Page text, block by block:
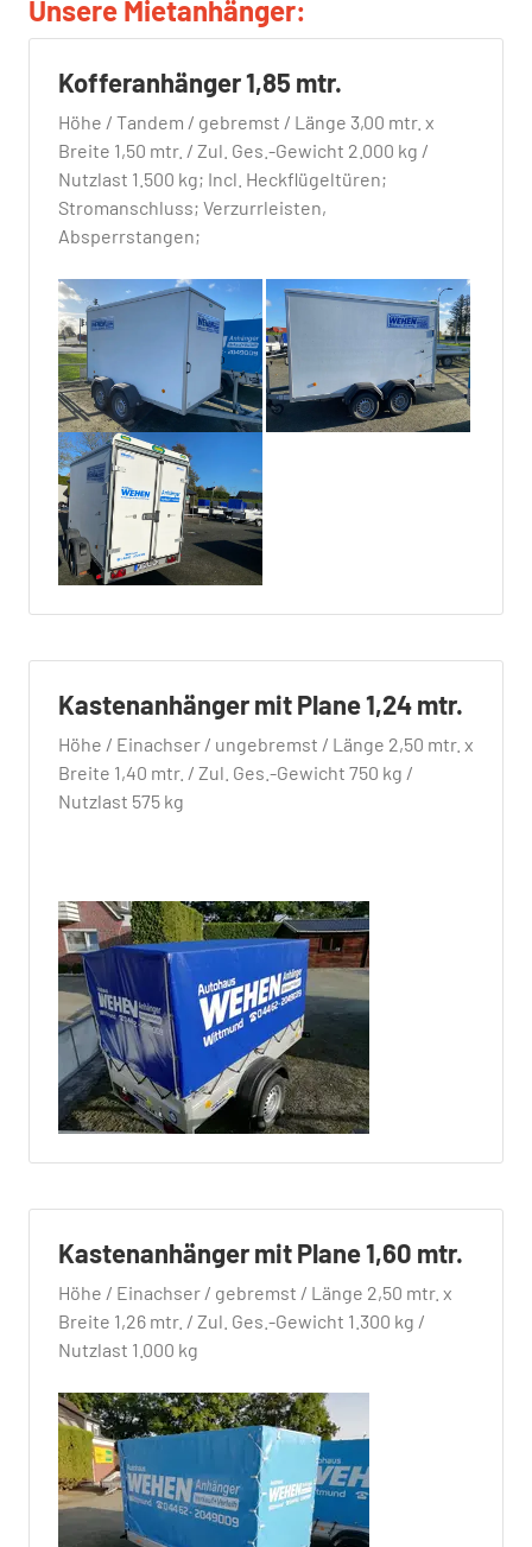
Unsere Mietanhänger:
Kofferanhänger 1,85 mtr.
Höhe / Tandem / gebremst / Länge 3,00 mtr. x
Breite 1,50 mtr. / Zul. Ges.-Gewicht 2.000 kg /
Nutzlast 1.500 kg; Incl. Heckflügeltüren;
Stromanschluss; Verzurrleisten,
Absperrstangen;
Kastenanhänger mit Plane 1,24 mtr.
Höhe / Einachser / ungebremst / Länge 2,50 mtr. x
Breite 1,40 mtr. / Zul. Ges.-Gewicht 750 kg /
Nutzlast 575 kg
Kastenanhänger mit Plane 1,60 mtr.
Höhe / Einachser / gebremst / Länge 2,50 mtr. x
Breite 1,26 mtr. / Zul. Ges.-Gewicht 1.300 kg /
Nutzlast 1.000 kg